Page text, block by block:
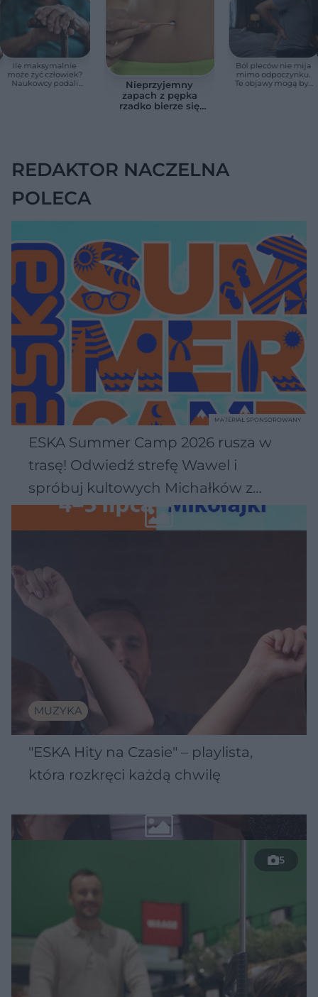
Ile maksymalnie
może żyć człowiek?
Naukowcy podali
Nieprzyjemny
zapach z pępka
rzadko bierze się
Ból pleców nie mija
mimo odpoczynku.
Te objawy mogą być
REDAKTOR NACZELNA
POLECA
ESKA Summer Camp 2026 rusza w
trasę! Odwiedź strefę Wawel i
spróbuj kultowych Michałków z
Wawelu
MATERIAŁ SPONSOROWANY
MUZYKA
"ESKA Hity na Czasie" – playlista,
która rozkręci każdą chwilę
5